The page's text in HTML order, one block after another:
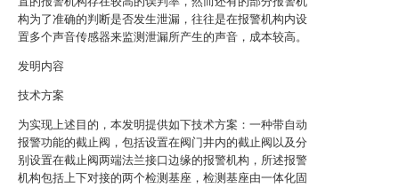
构为了准确的判断是否发生泄漏，往往是在报警机构内设
置多个声音传感器来监测泄漏所产生的声音，成本较高。
发明内容
技术方案
为实现上述目的，本发明提供如下技术方案：一种带自动
报警功能的截止阀，包括设置在阀门井内的截止阀以及分
别设置在截止阀两端法兰接口边缘的报警机构，所述报警
机构包括上下对接的两个检测基座，检测基座由一体化固